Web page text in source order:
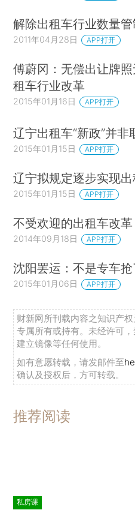
解除出租车行业数量管
2011年04月28日 APP打开
傅蔚冈：无偿出让牌照
租车行业改革
2015年01月16日 APP打开
辽宁出租车“新政”并非
2015年01月15日 APP打开
辽宁拟规定逐步实现
2015年01月15日 APP打开
不受欢迎的出租车改革
2014年09月18日 APP打开
沈阳罢运：不是专车
2015年01月06日 APP打开
财新网所刊载内容之知识产
专属所有或持有。未经许可
建立镜像等任何使用。
如有意愿转载，请发邮件至
确认及授权后，方可转载。
推荐阅读
私房课